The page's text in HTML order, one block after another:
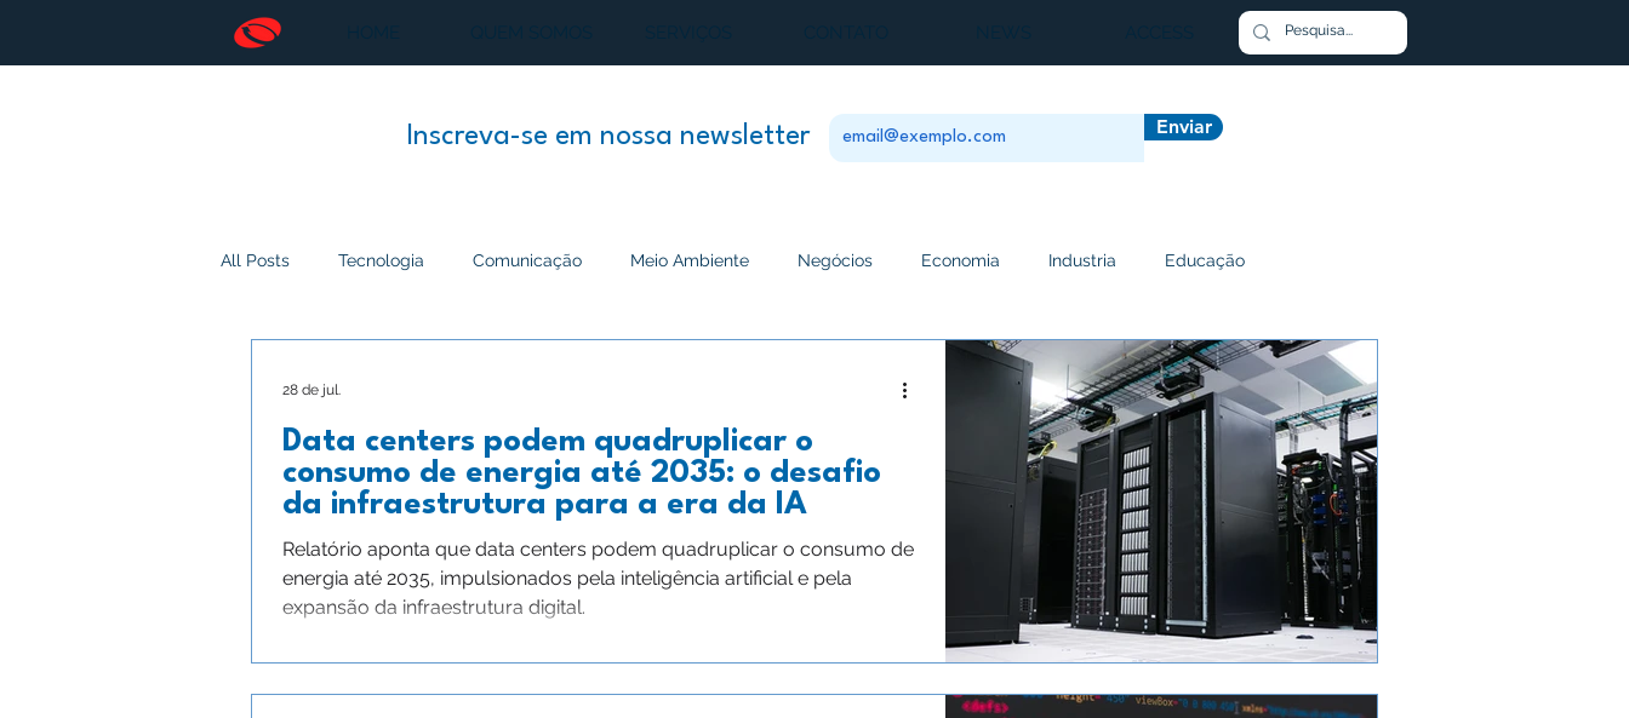
Inscreva-se em nossa newsletter Enviar
All Posts Tecnologia Comunicação Meio Ambiente Negócios Economia Industria Educação
Manutenção Investimento Transporte
Energia Mundo Espaço Ciência Agricultura
Data centers podem quadruplicar o
consumo de energia até 2035: o desafio
da infraestrutura para a era da IA
Relatório aponta que data centers podem quadruplicar o consumo de
energia até 2035, impulsionados pela inteligência artificial e pela
expansão da infraestrutura digital.
28 de jul.